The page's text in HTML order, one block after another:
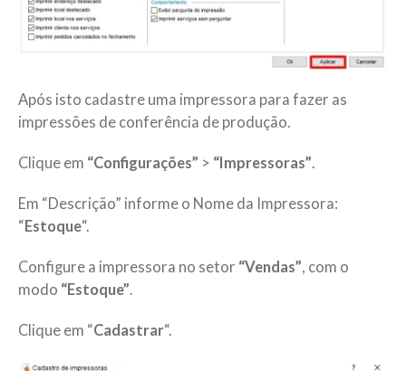
Após isto cadastre uma impressora para fazer as
impressões de conferência de produção.
Clique em “Configurações” > “Impressoras”.
Em “Descrição” informe o Nome da Impressora:
“Estoque“.
Configure a impressora no setor “Vendas”, com o
modo “Estoque”.
Clique em “Cadastrar“.